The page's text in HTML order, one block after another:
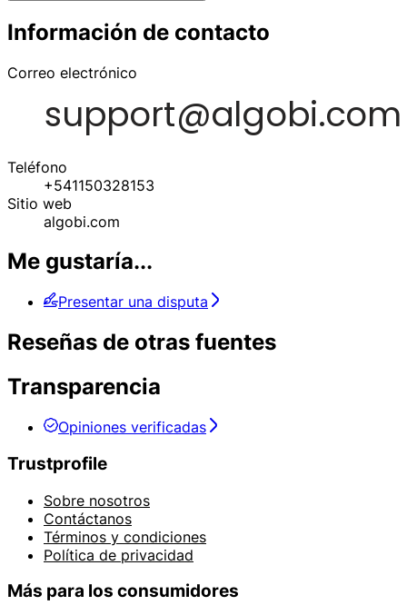
Información de contacto
Correo electrónico
Teléfono
+541150328153
Sitio web
algobi.com
Me gustaría...
Presentar una disputa
Reseñas de otras fuentes
Transparencia
Opiniones verificadas
Trustprofile
Sobre nosotros
Contáctanos
Términos y condiciones
Política de privacidad
Más para los consumidores